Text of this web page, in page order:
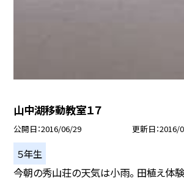
山中湖移動教室１７
公開日 2016/06/29 更新日 2016/
５年生
今朝の秀山荘の天気は小雨。 田植え体